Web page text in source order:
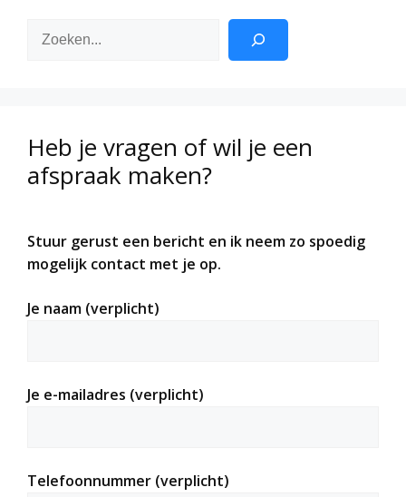
Zoeken
Heb je vragen of wil je een
afspraak maken?
Stuur gerust een bericht en ik neem zo spoedig
mogelijk contact met je op.
Je naam (verplicht)
Je e-mailadres (verplicht)
Telefoonnummer (verplicht)